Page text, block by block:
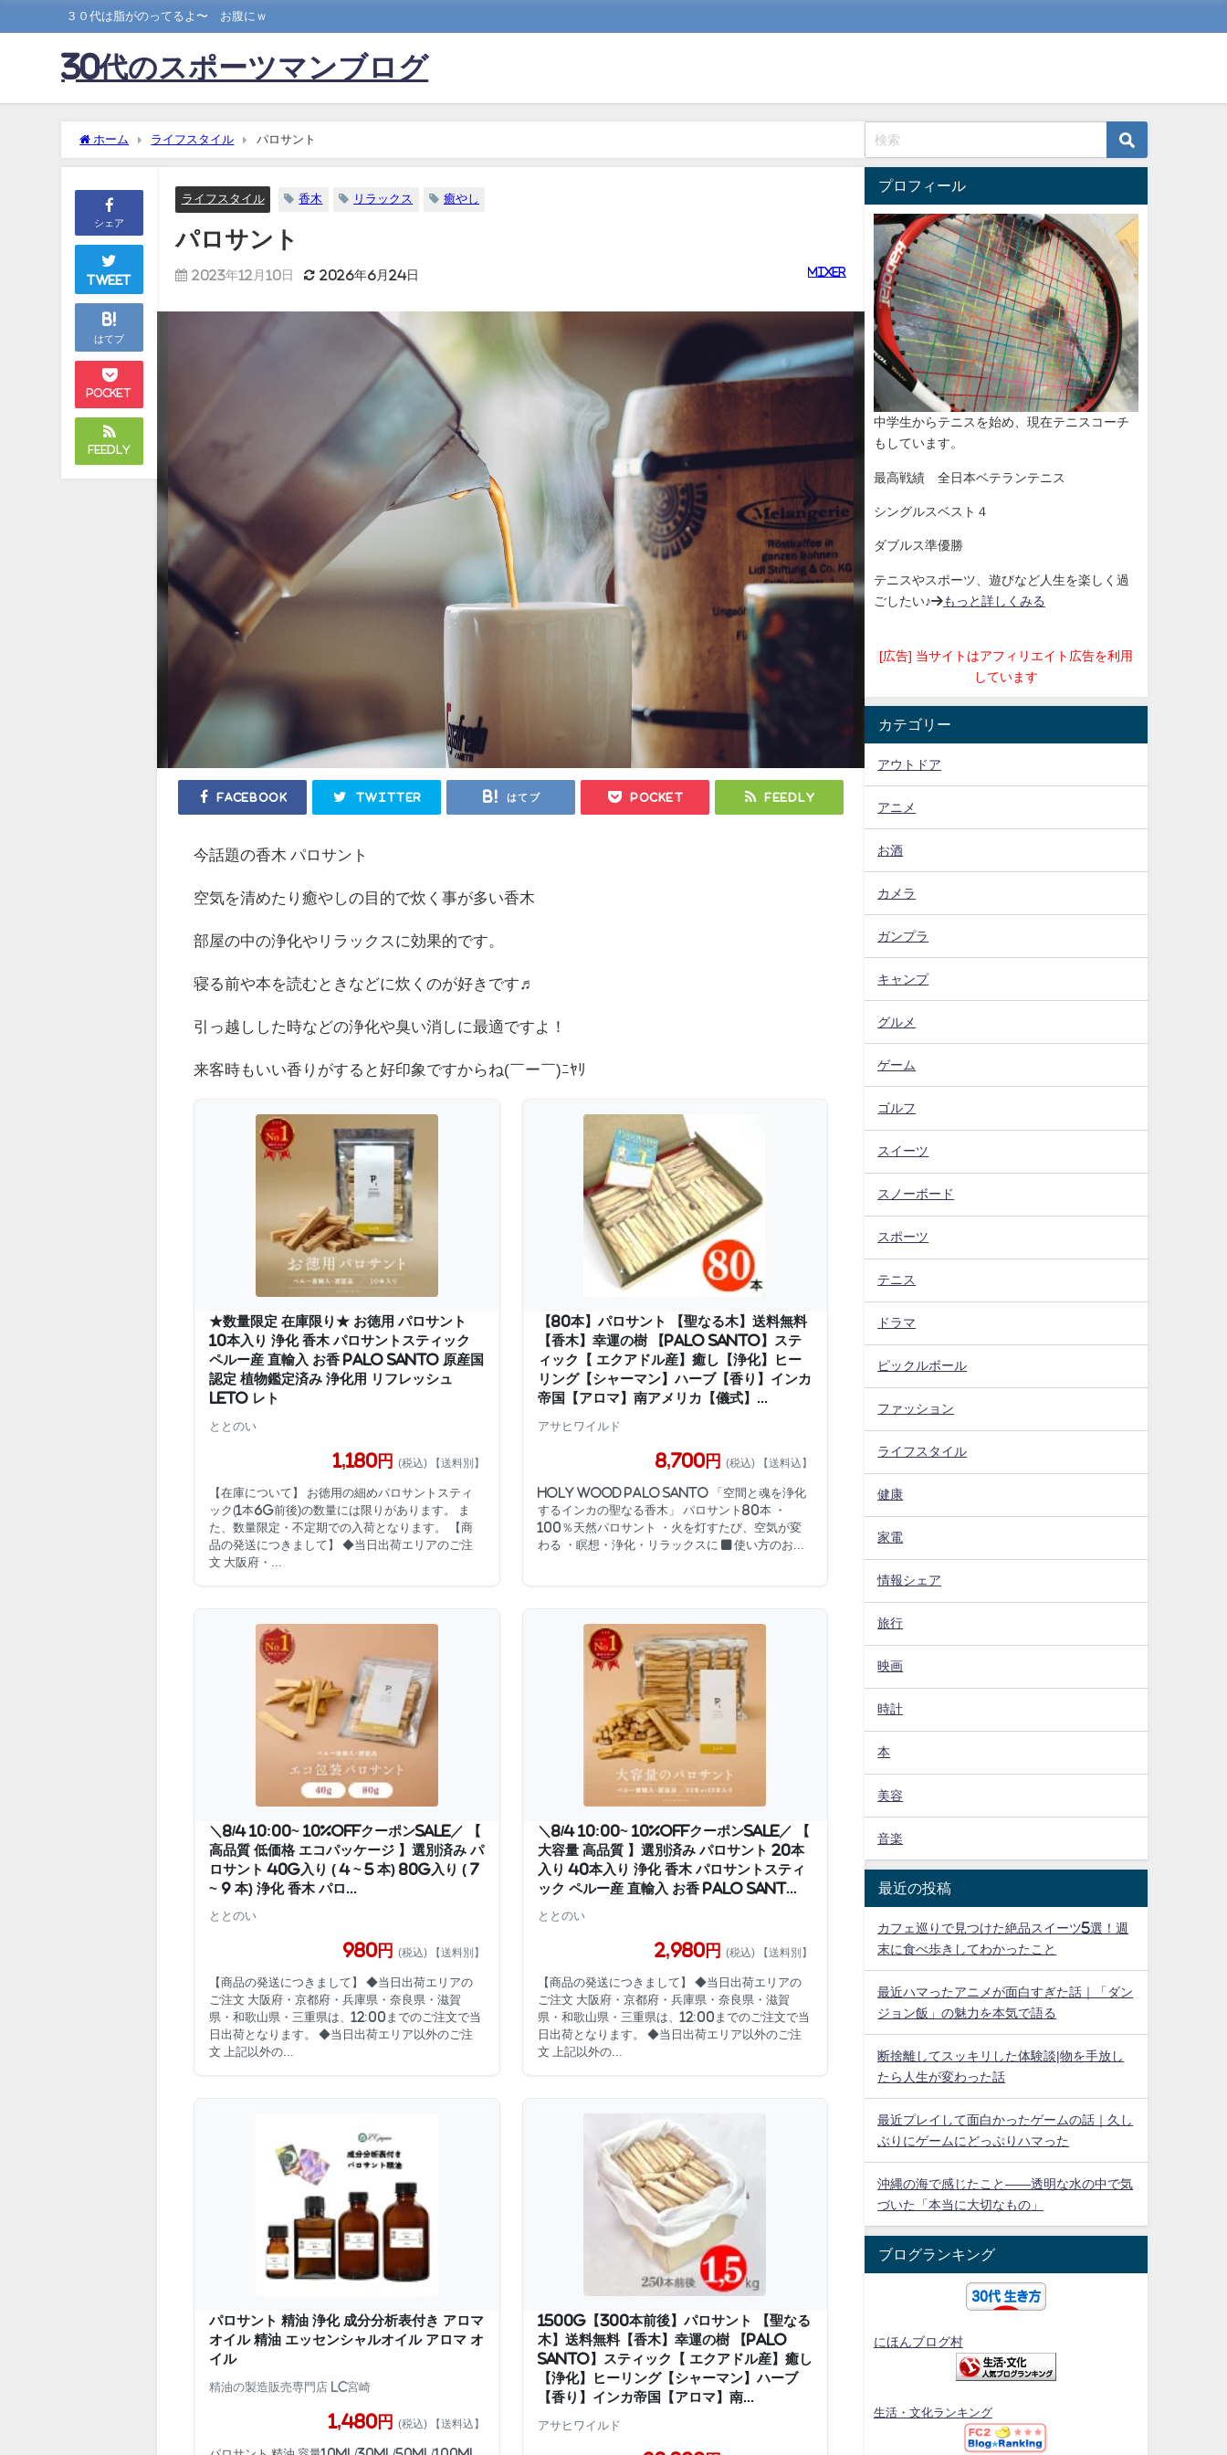
３０代は脂がのってるよ〜 お腹にｗ
30代のスポーツマンブログ
ホーム ライフスタイル パロサント
シェア
Tweet
B!
はてブ
Pocket
Feedly
ライフスタイル 香木 リラックス 癒やし
パロサント
2023年12月10日 2026年6月24日 mixer
Facebook Twitter はてブ Pocket Feedly
今話題の香木 パロサント
空気を清めたり癒やしの目的で炊く事が多い香木
部屋の中の浄化やリラックスに効果的です。
寝る前や本を読むときなどに炊くのが好きです♬
引っ越しした時などの浄化や臭い消しに最適ですよ！
来客時もいい香りがすると好印象ですからね(￣ー￣)ﾆﾔﾘ
★数量限定 在庫限り★ お徳用 パロサント
10本入り 浄化 香木 パロサントスティック
ペルー産 直輸入 お香 Palo Santo 原産国
認定 植物鑑定済み 浄化用 リフレッシュ
LETO レト
ととのい
1,180円 (税込) 【送料別】
【在庫について】 お徳用の細めパロサントスティ
ック(1本6g前後)の数量には限りがあります。 ま
た、数量限定・不定期での入荷となります。 【商
品の発送につきまして】 ◆当日出荷エリアのご注
文 大阪府・...
【80本】パロサント 【聖なる木】送料無料
【香木】幸運の樹 【Palo Santo】ステ
ィック【 エクアドル産】癒し【浄化】ヒー
リング【シャーマン】ハーブ【香り】インカ
帝国【アロマ】南アメリカ【儀式】...
アサヒワイルド
8,700円 (税込) 【送料込】
Holy wood Palo Santo 「空間と魂を浄化
するインカの聖なる香木」 パロサント80本 ・
100％天然パロサント ・火を灯すたび、空気が変
わる ・瞑想・浄化・リラックスに ■ 使い方のお...
＼8/4 10:00~ 10%OFFクーポンSALE／ 【
高品質 低価格 エコパッケージ 】選別済み パ
ロサント 40g入り ( 4 ~ 5 本) 80g入り ( 7
~ 9 本) 浄化 香木 パロ...
ととのい
980円 (税込) 【送料別】
【商品の発送につきまして】 ◆当日出荷エリアの
ご注文 大阪府・京都府・兵庫県・奈良県・滋賀
県・和歌山県・三重県は、12:00までのご注文で当
日出荷となります。 ◆当日出荷エリア以外のご注
文 上記以外の...
＼8/4 10:00~ 10%OFFクーポンSALE／ 【
大容量 高品質 】選別済み パロサント 20本
入り 40本入り 浄化 香木 パロサントスティ
ック ペルー産 直輸入 お香 Palo Sant...
ととのい
2,980円 (税込) 【送料別】
【商品の発送につきまして】 ◆当日出荷エリアの
ご注文 大阪府・京都府・兵庫県・奈良県・滋賀
県・和歌山県・三重県は、12:00までのご注文で当
日出荷となります。 ◆当日出荷エリア以外のご注
文 上記以外の...
パロサント 精油 浄化 成分分析表付き アロマ
オイル 精油 エッセンシャルオイル アロマ オ
イル
精油の製造販売専門店 LC宮崎
1,480円 (税込) 【送料込】
1500g【300本前後】パロサント 【聖なる
木】送料無料【香木】幸運の樹 【Palo
Santo】スティック【 エクアドル産】癒し
【浄化】ヒーリング【シャーマン】ハーブ
【香り】インカ帝国【アロマ】南...
アサヒワイルド
プロフィール
中学生からテニスを始め、現在テニスコーチ
もしています。
最高戦績 全日本ベテランテニス
シングルスベスト４
ダブルス準優勝
テニスやスポーツ、遊びなど人生を楽しく過
ごしたい♪→もっと詳しくみる
[広告] 当サイトはアフィリエイト広告を利用
しています
カテゴリー
アウトドア
アニメ
お酒
カメラ
ガンプラ
キャンプ
グルメ
ゲーム
ゴルフ
スイーツ
スノーボード
スポーツ
テニス
ドラマ
ピックルボール
ファッション
ライフスタイル
健康
家電
情報シェア
旅行
映画
時計
本
美容
音楽
最近の投稿
カフェ巡りで見つけた絶品スイーツ5選！週
末に食べ歩きしてわかったこと
最近ハマったアニメが面白すぎた話｜「ダン
ジョン飯」の魅力を本気で語る
断捨離してスッキリした体験談|物を手放し
たら人生が変わった話
最近プレイして面白かったゲームの話｜久し
ぶりにゲームにどっぷりハマった
沖縄の海で感じたこと——透明な水の中で気
づいた「本当に大切なもの」
ブログランキング
にほんブログ村
生活・文化ランキング